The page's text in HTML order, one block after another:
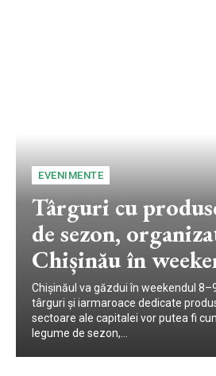
EVENIMENTE
Târguri cu
de sezon,
Chișinău în
Chișinăul va găzdui în weekendul
târguri și iarmaroace dedicate
sectoare ale capitalei vor putea fi
legume de sezon,...